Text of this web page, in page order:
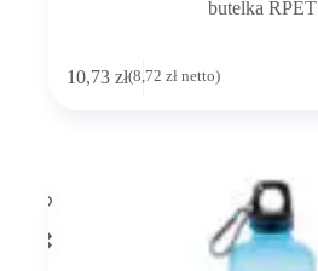
butelka RPET
10,73zł(8,72zł netto)